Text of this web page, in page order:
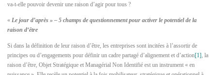
va-t-elle pouvoir devenir une raison d’agir pour tous ?
« Le jour d’après » – 5 champs de questionnement pour activer le potentiel de la
raison d‘être
Si dans la définition de leur raison d’être, les entreprises sont incitées à l’assortir de
principes ou d’engagements pour définir un cadre partagé d’alignement et d’action[1] , la
raison d’être, Objet Stratégique et Managérial Non Identifié est un instrument « en